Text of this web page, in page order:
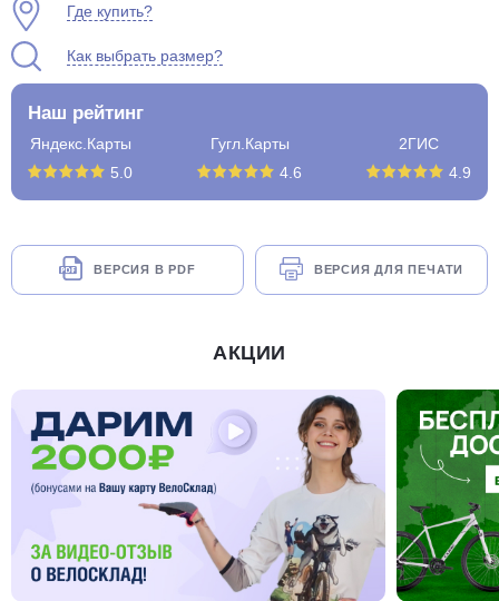
Где купить?
Как выбрать размер?
Наш рейтинг
Яндекс.Карты
5.0
Гугл.Карты
4.6
2ГИС
4.9
ВЕРСИЯ В PDF ВЕРСИЯ ДЛЯ ПЕЧАТИ
АКЦИИ